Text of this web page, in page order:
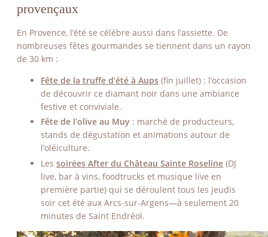
provençaux
En Provence, l’été se célèbre aussi dans l’assiette. De
nombreuses fêtes gourmandes se tiennent dans un rayon
de 30 km :
Fête de la truffe d’été à Aups (fin juillet) : l’occasion
de découvrir ce diamant noir dans une ambiance
festive et conviviale.
Fête de l’olive au Muy : marché de producteurs,
stands de dégustation et animations autour de
l’oléiculture.
Les soirées After du Château Sainte Roseline (DJ
live, bar à vins, foodtrucks et musique live en
première partie) qui se déroulent tous les jeudis
soir cet été aux Arcs-sur-Argens—à seulement 20
minutes de Saint Endréol.